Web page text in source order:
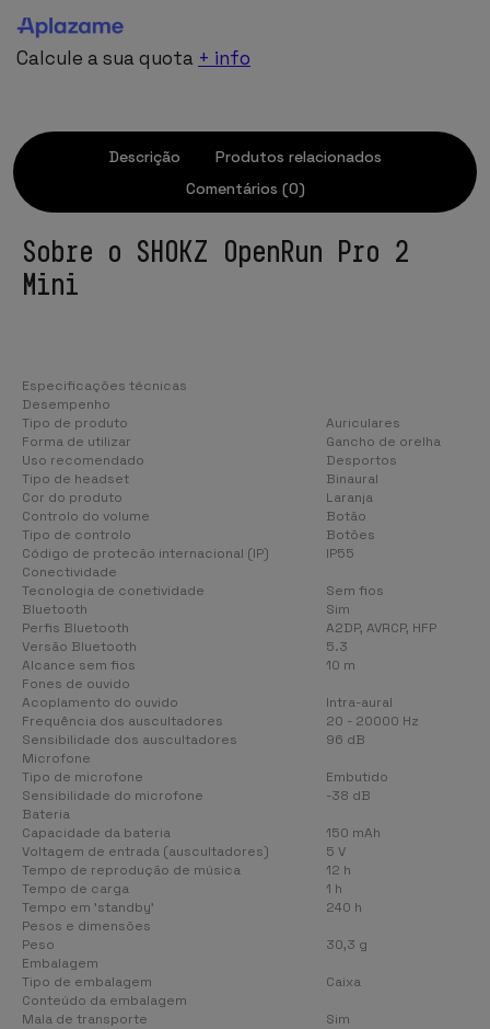
Calcule a sua quota + info
Descrição
Produtos relacionados
Comentários (0)
Sobre o SHOKZ OpenRun Pro 2
Mini
Especificações técnicas
Desempenho
Tipo de produto
Auriculares
Forma de utilizar
Gancho de orelha
Uso recomendado
Desportos
Tipo de headset
Binaural
Cor do produto
Laranja
Controlo do volume
Botão
Tipo de controlo
Botões
Código de protecão internacional (IP)
IP55
Conectividade
Tecnologia de conetividade
Sem fios
Bluetooth
Sim
Perfis Bluetooth
A2DP, AVRCP, HFP
Versão Bluetooth
5.3
Alcance sem fios
10 m
Fones de ouvido
Acoplamento do ouvido
Intra-aural
Frequência dos auscultadores
20 - 20000 Hz
Sensibilidade dos auscultadores
96 dB
Microfone
Tipo de microfone
Embutido
Sensibilidade do microfone
-38 dB
Bateria
Capacidade da bateria
150 mAh
Voltagem de entrada (auscultadores)
5 V
Tempo de reprodução de música
12 h
Tempo de carga
1 h
Tempo em 'standby'
240 h
Pesos e dimensões
Peso
30,3 g
Embalagem
Tipo de embalagem
Caixa
Conteúdo da embalagem
Mala de transporte
Sim